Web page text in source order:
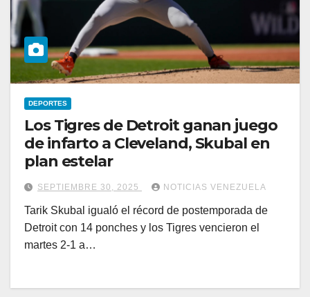
DEPORTES
Los Tigres de Detroit ganan juego
de infarto a Cleveland, Skubal en
plan estelar
SEPTIEMBRE 30, 2025 NOTICIAS VENEZUELA
Tarik Skubal igualó el récord de postemporada de
Detroit con 14 ponches y los Tigres vencieron el
martes 2-1 a…